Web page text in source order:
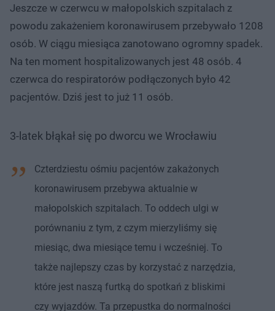
Jeszcze w czerwcu w małopolskich szpitalach z
powodu zakażeniem koronawirusem przebywało 1208
osób. W ciągu miesiąca zanotowano ogromny spadek.
Na ten moment hospitalizowanych jest 48 osób. 4
czerwca do respiratorów podłączonych było 42
pacjentów. Dziś jest to już 11 osób.
3-latek błąkał się po dworcu we Wrocławiu
Czterdziestu ośmiu pacjentów zakażonych
koronawirusem przebywa aktualnie w
małopolskich szpitalach. To oddech ulgi w
porównaniu z tym, z czym mierzyliśmy się
miesiąc, dwa miesiące temu i wcześniej. To
także najlepszy czas by korzystać z narzędzia,
które jest naszą furtką do spotkań z bliskimi
czy wyjazdów. Ta przepustka do normalności